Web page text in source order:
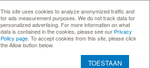
This site uses cookies to analyze anonymized traffic and
for ads measurement purposes. We do not track data for
personalized advertising. For more information on what
data is contained in the cookies, please see our Privacy
Policy page . To accept cookies from this site, please click
the Allow button below.
TOESTAAN